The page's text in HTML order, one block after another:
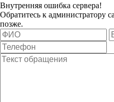
Внутренняя ошибка сервера!
Обратитесь к администратору
позже.